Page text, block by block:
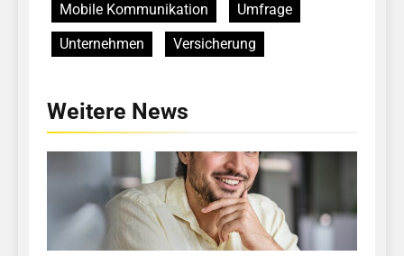
Mobile Kommunikation
Umfrage
Unternehmen
Versicherung
Weitere News